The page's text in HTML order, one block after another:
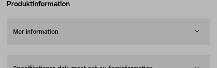
Produktinformation
Mer information